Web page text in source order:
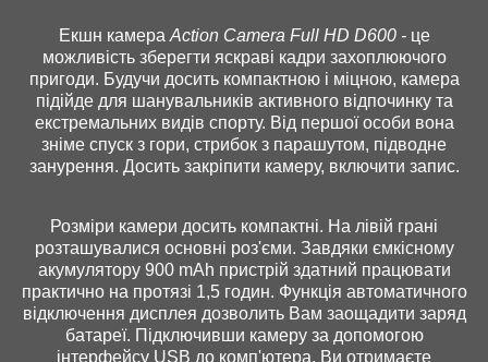
Екшн камера Action Camera Full HD D600 - це
можливість зберегти яскраві кадри захоплюючого
пригоди. Будучи досить компактною і міцною, камера
підійде для шанувальників активного відпочинку та
екстремальних видів спорту. Від першої особи вона
зніме спуск з гори, стрибок з парашутом, підводне
занурення. Досить закріпити камеру, включити запис.
Розміри камери досить компактні. На лівій грані
розташувалися основні роз'єми. Завдяки ємкісному
акумулятору 900 mAh пристрій здатний працювати
практично на протязі 1,5 годин. Функція автоматичного
відключення дисплея дозволить Вам заощадити заряд
батареї. Підключивши камеру за допомогою
інтерфейсу USB до комп'ютера, Ви отримаєте